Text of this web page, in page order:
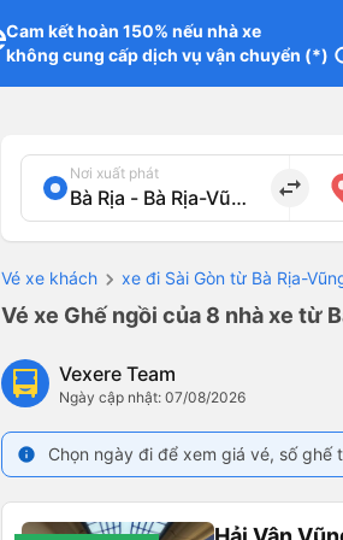
Cam kết hoàn 150% nếu nhà xe
không cung cấp dịch vụ vận chuyển (*)
Nơi xuất phát
import_export
Vé xe khách xe đi Sài Gòn từ Bà Rịa-
Vé xe Ghế ngồi của 8 nhà xe từ
Vexere Team
Ngày cập nhật: 07/08/2026
info Chọn ngày đi để xem giá vé, số